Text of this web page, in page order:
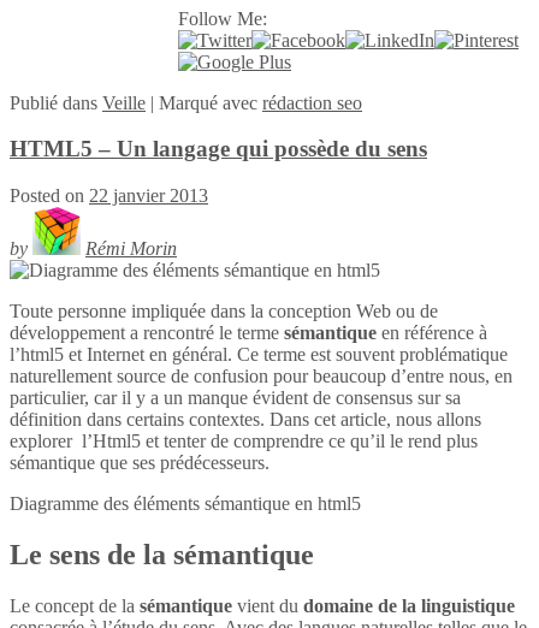
Follow Me:
Publié dans Veille | Marqué avec rédaction seo
HTML5 – Un langage qui possède du sens
Posted on 22 janvier 2013
by Rémi Morin
Toute personne impliquée dans la conception Web ou de
développement a rencontré le terme sémantique en référence à
l’html5 et Internet en général. Ce terme est souvent problématique
naturellement source de confusion pour beaucoup d’entre nous, en
particulier, car il y a un manque évident de consensus sur sa
définition dans certains contextes. Dans cet article, nous allons
explorer l’Html5 et tenter de comprendre ce qu’il le rend plus
sémantique que ses prédécesseurs.
Diagramme des éléments sémantique en html5
Le sens de la sémantique
Le concept de la sémantique vient du domaine de la linguistique